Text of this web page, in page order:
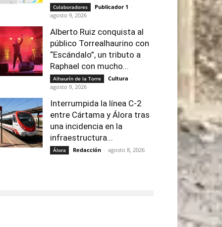
Colaboradores Publicador 1 -
agosto 9, 2026
Alberto Ruiz conquista al
público Torrealhaurino con
“Escándalo”, un tributo a
Raphael con mucho...
Alhaurín de la Torre Cultura -
agosto 9, 2026
Interrumpida la línea C-2
entre Cártama y Álora tras
una incidencia en la
infraestructura...
Álora Redacción - agosto 8, 2026